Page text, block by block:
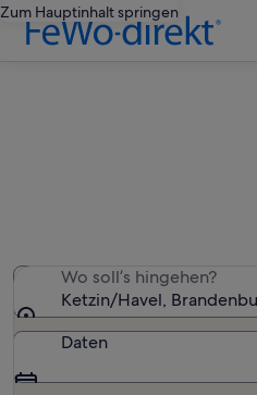
Zum Hauptinhalt springen
Wo soll’s hingehen?
Ketzin/Havel,
Daten